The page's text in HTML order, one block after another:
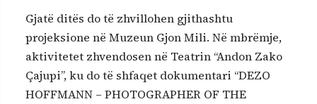
Gjatë ditës do të zhvillohen gjithashtu
projeksione në Muzeun Gjon Mili. Në mbrëmje,
aktivitetet zhvendosen në Teatrin “Andon Zako
Çajupi”, ku do të shfaqet dokumentari “DEZO
HOFFMANN – PHOTOGRAPHER OF THE